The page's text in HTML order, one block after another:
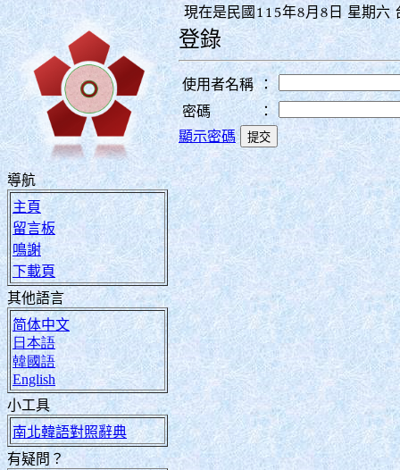
導航
主頁
留言板
鳴謝
下載頁
其他語言
简体中文
日本語
韓國語
English
小工具
南北韓語對照辭典
有疑問？
現在是民國115年8月8日 星期
登錄
使用者名稱 ：
密碼
：
顯示密碼